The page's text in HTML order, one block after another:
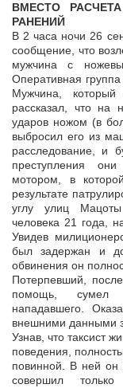
ВМЕСТО
РАНЕНИЙ
В 2 часа ночи 26
сообщение, что
мужчина с
Оперативная
Мужчина, который
рассказал, что на
ударов ножом (в
выбросил его из
расследование, и
преступления
мотором, в
результате
углу улиц
человека 21 года,
Увидев
был задержан и
обвинения он
Потерпевший,
помощь, сумел
нападавшего.
внешними данными
Узнав, что таксист
поведения,
повинной. В ней он
совершил